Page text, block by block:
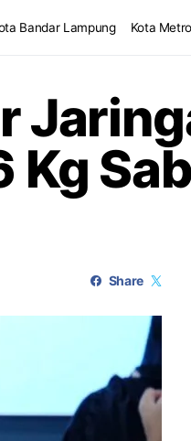
Bandar Lampung Kota Metro
Kg
Share